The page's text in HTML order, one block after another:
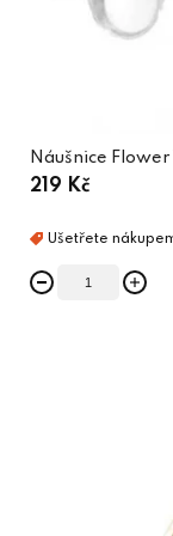
Náušnice
219 Kč